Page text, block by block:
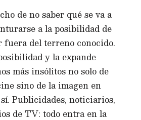
de no saber qué se va a
a la posibilidad de
fuera del terreno conocido.
y la expande
más insólitos no solo de
sino de la imagen en
Publicidades, noticiarios,
de TV: todo entra en la